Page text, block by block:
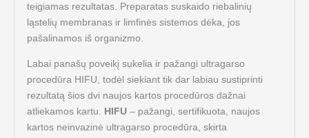
teigiamas rezultatas. Preparatas suskaido riebalinių
ląstelių membranas ir limfinės sistemos dėka, jos
pašalinamos iš organizmo.
Labai panašų poveikį sukelia ir pažangi ultragarso
procedūra HIFU, todėl siekiant tik dar labiau sustiprinti
rezultatą šios dvi naujos kartos procedūros dažnai
atliekamos kartu. HIFU – pažangi, sertifikuota, naujos
kartos neinvazinė ultragarso procedūra, skirta